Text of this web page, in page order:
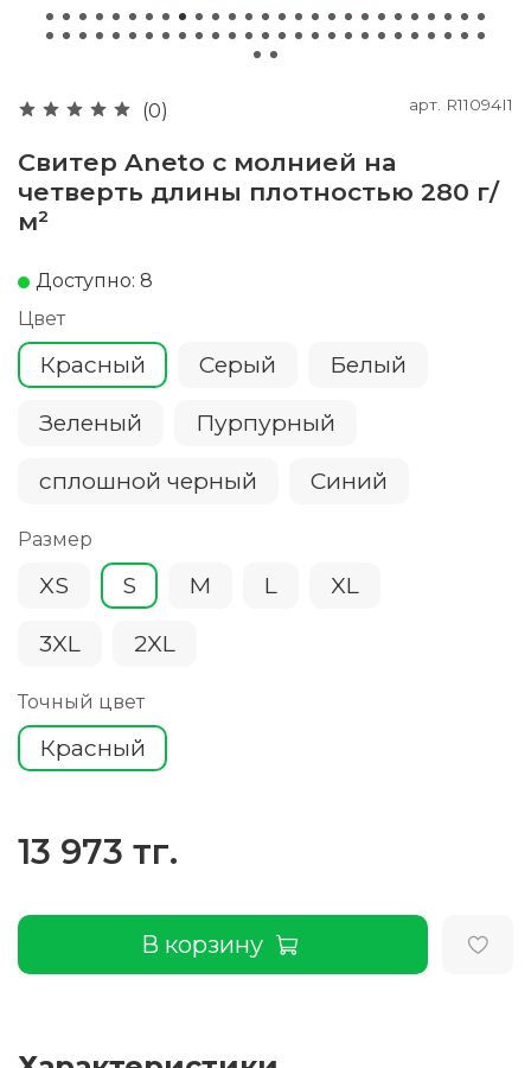
(0) арт. R11094I1
Свитер Aneto с молнией на
четверть длины плотностью 280 г/
м²
Доступно: 8
Цвет
Красный Серый Белый
Зеленый Пурпурный
сплошной черный Cиний
Размер
XS S M L XL
3XL 2XL
Точный цвет
Красный
13 973 тг.
В корзину